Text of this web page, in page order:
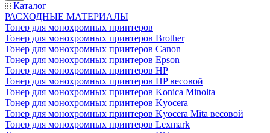
Каталог
РАСХОДНЫЕ МАТЕРИАЛЫ
Тонер для монохромных принтеров
Тонер для монохромных принтеров Brother
Тонер для монохромных принтеров Canon
Тонер для монохромных принтеров Epson
Тонер для монохромных принтеров HP
Тонер для монохромных принтеров HP весовой
Тонер для монохромных принтеров Konica Minolta
Тонер для монохромных принтеров Kyocera
Тонер для монохромных принтеров Kyocera Mita весовой
Тонер для монохромных принтеров Lexmark